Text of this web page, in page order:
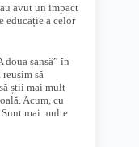
avut un impact
educație a celor
doua șansă” în
să
știi mai mult
Acum, cu
mai multe